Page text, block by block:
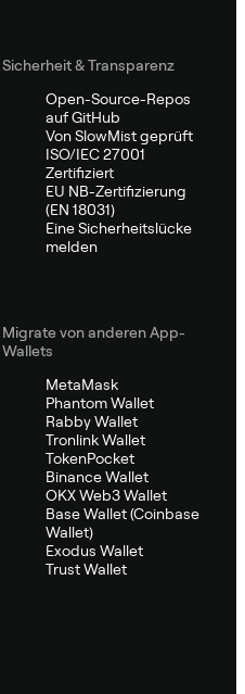
Sicherheit & Transparenz
Open-Source-Repos
auf GitHub
Von SlowMist geprüft
ISO/IEC 27001
Zertifiziert
EU NB-Zertifizierung
(EN 18031)
Eine Sicherheitslücke
melden
Migrate von anderen App-
Wallets
MetaMask
Phantom Wallet
Rabby Wallet
Tronlink Wallet
TokenPocket
Binance Wallet
OKX Web3 Wallet
Base Wallet (Coinbase
Wallet)
Exodus Wallet
Trust Wallet